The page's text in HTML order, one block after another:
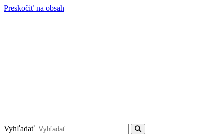
Preskočiť na obsah
Vyhľadať